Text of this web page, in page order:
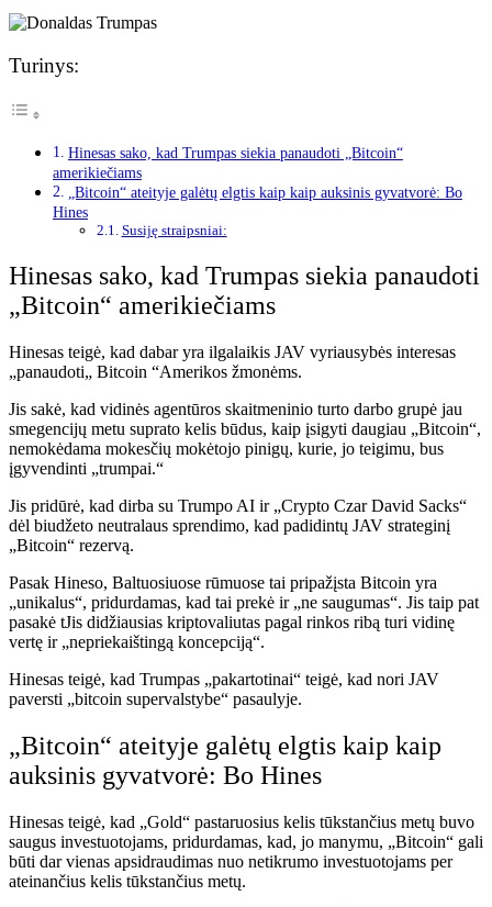
Turinys:
Hinesas sako, kad Trumpas siekia panaudoti „Bitcoin“
amerikiečiams
„Bitcoin“ ateityje galėtų elgtis kaip kaip auksinis gyvatvorė: Bo
Hines
Susiję straipsniai:
Hinesas sako, kad Trumpas siekia panaudoti
„Bitcoin“ amerikiečiams
Hinesas teigė, kad dabar yra ilgalaikis JAV vyriausybės interesas
„panaudoti„ Bitcoin “Amerikos žmonėms.
Jis sakė, kad vidinės agentūros skaitmeninio turto darbo grupė jau
smegencijų metu suprato kelis būdus, kaip įsigyti daugiau „Bitcoin“,
nemokėdama mokesčių mokėtojo pinigų, kurie, jo teigimu, bus
įgyvendinti „trumpai.“
Jis pridūrė, kad dirba su Trumpo AI ir „Crypto Czar David Sacks“
dėl biudžeto neutralaus sprendimo, kad padidintų JAV strateginį
„Bitcoin“ rezervą.
Pasak Hineso, Baltuosiuose rūmuose tai pripažįsta Bitcoin yra
„unikalus“, pridurdamas, kad tai prekė ir „ne saugumas“. Jis taip pat
pasakė tJis didžiausias kriptovaliutas pagal rinkos ribą turi vidinę
vertę ir „nepriekaištingą koncepciją“.
Hinesas teigė, kad Trumpas „pakartotinai“ teigė, kad nori JAV
paversti „bitcoin supervalstybe“ pasaulyje.
„Bitcoin“ ateityje galėtų elgtis kaip kaip
auksinis gyvatvorė: Bo Hines
Hinesas teigė, kad „Gold“ pastaruosius kelis tūkstančius metų buvo
saugus investuotojams, pridurdamas, kad, jo manymu, „Bitcoin“ gali
būti dar vienas apsidraudimas nuo netikrumo investuotojams per
ateinančius kelis tūkstančius metų.